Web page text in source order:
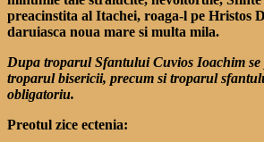
preacinstita al Itachei, roaga-l pe Hristos
daruiasca noua mare si multa mila.
Dupa troparul Sfantului Cuvios Ioachim se
troparul bisericii, precum si troparul
obligatoriu.
Preotul zice ectenia: